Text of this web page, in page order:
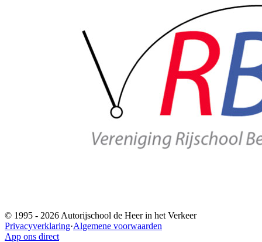
© 1995 - 2026 Autorijschool de Heer in het Verkeer
Privacyverklaring·Algemene voorwaarden
App ons direct